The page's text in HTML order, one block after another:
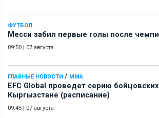
ФУТБОЛ
Месси забил первые голы после
09:50 | 07 августа
ГЛАВНЫЕ НОВОСТИ / ММА
EFC Global проведет серию
Кыргызстане (расписание)
09:45 | 07 августа